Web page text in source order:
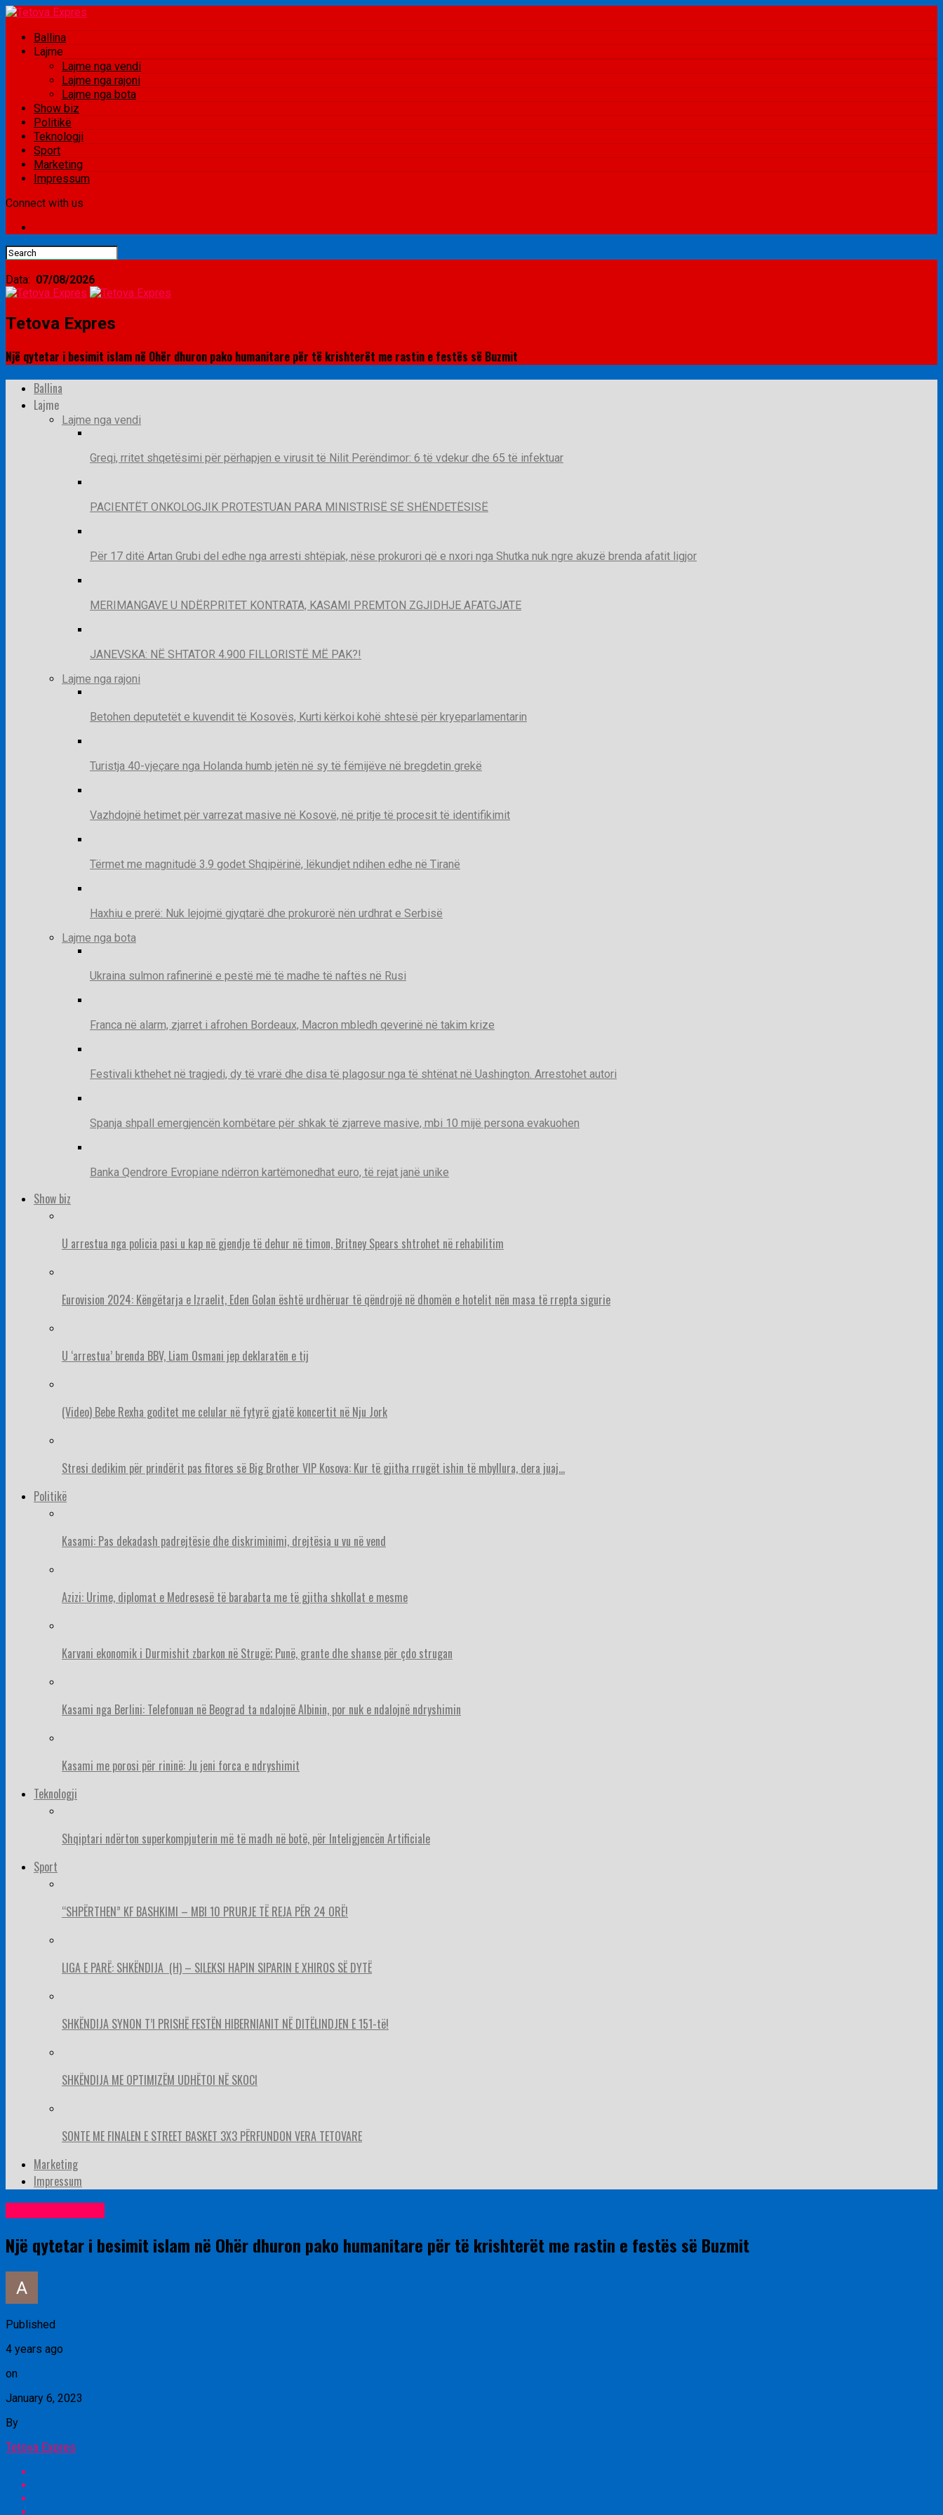
Ballina
Lajme
Lajme nga vendi
Lajme nga rajoni
Lajme nga bota
Show biz
Politikë
Teknologji
Sport
Marketing
Impressum
Connect with us
Data: 07/08/2026
Tetova Expres
Një qytetar i besimit islam në Ohër dhuron pako humanitare për të krishterët me rastin e festës së Buzmit
Ballina
Lajme
Lajme nga vendi
Greqi, rritet shqetësimi për përhapjen e virusit të Nilit Perëndimor: 6 të vdekur dhe 65 të infektuar
PACIENTËT ONKOLOGJIK PROTESTUAN PARA MINISTRISË SË SHËNDETËSISË
Për 17 ditë Artan Grubi del edhe nga arresti shtëpiak, nëse prokurori që e nxori nga Shutka nuk ngre akuzë brenda afatit ligjor
MERIMANGAVE U NDËRPRITET KONTRATA, KASAMI PREMTON ZGJIDHJE AFATGJATE
JANEVSKA: NË SHTATOR 4.900 FILLORISTË MË PAK?!
Lajme nga rajoni
Betohen deputetët e kuvendit të Kosovës, Kurti kërkoi kohë shtesë për kryeparlamentarin
Turistja 40-vjeçare nga Holanda humb jetën në sy të fëmijëve në bregdetin grekë
Vazhdojnë hetimet për varrezat masive në Kosovë, në pritje të procesit të identifikimit
Tërmet me magnitudë 3.9 godet Shqipërinë, lëkundjet ndihen edhe në Tiranë
Haxhiu e prerë: Nuk lejojmë gjyqtarë dhe prokurorë nën urdhrat e Serbisë
Lajme nga bota
Ukraina sulmon rafinerinë e pestë më të madhe të naftës në Rusi
Franca në alarm, zjarret i afrohen Bordeaux, Macron mbledh qeverinë në takim krize
Festivali kthehet në tragjedi, dy të vrarë dhe disa të plagosur nga të shtënat në Uashington. Arrestohet autori
Spanja shpall emergjencën kombëtare për shkak të zjarreve masive, mbi 10 mijë persona evakuohen
Banka Qendrore Evropiane ndërron kartëmonedhat euro, të rejat janë unike
Show biz
U arrestua nga policia pasi u kap në gjendje të dehur në timon, Britney Spears shtrohet në rehabilitim
Eurovision 2024: Këngëtarja e Izraelit, Eden Golan është urdhëruar të qëndrojë në dhomën e hotelit nën masa të rrepta sigurie
U ‘arrestua’ brenda BBV, Liam Osmani jep deklaratën e tij
(Video) Bebe Rexha goditet me celular në fytyrë gjatë koncertit në Nju Jork
Stresi dedikim për prindërit pas fitores së Big Brother VIP Kosova: Kur të gjitha rrugët ishin të mbyllura, dera juaj…
Politikë
Kasami: Pas dekadash padrejtësie dhe diskriminimi, drejtësia u vu në vend
Azizi: Urime, diplomat e Medresesë të barabarta me të gjitha shkollat e mesme
Karvani ekonomik i Durmishit zbarkon në Strugë; Punë, grante dhe shanse për çdo strugan
Kasami nga Berlini: Telefonuan në Beograd ta ndalojnë Albinin, por nuk e ndalojnë ndryshimin
Kasami me porosi për rininë: Ju jeni forca e ndryshimit
Teknologji
Shqiptari ndërton superkompjuterin më të madh në botë, për Inteligjencën Artificiale
Sport
“SHPËRTHEN” KF BASHKIMI – MBI 10 PRURJE TË REJA PËR 24 ORË!
LIGA E PARË: SHKËNDIJA (H) – SILEKSI HAPIN SIPARIN E XHIROS SË DYTË
SHKËNDIJA SYNON T’I PRISHË FESTËN HIBERNIANIT NË DITËLINDJEN E 151-të!
SHKËNDIJA ME OPTIMIZËM UDHËTOI NË SKOCI
SONTE ME FINALEN E STREET BASKET 3X3 PËRFUNDON VERA TETOVARE
Marketing
Impressum
Një qytetar i besimit islam në Ohër dhuron pako humanitare për të krishterët me rastin e festës së Buzmit
Published
4 years ago
on
January 6, 2023
By
Tetova Expres